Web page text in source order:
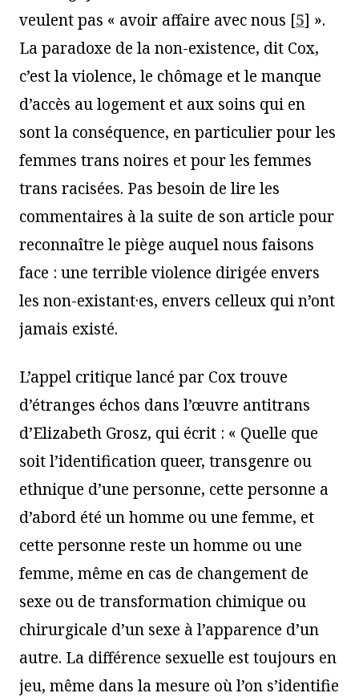
veulent pas « avoir affaire avec nous [5] ».
La paradoxe de la non-existence, dit Cox,
c’est la violence, le chômage et le manque
d’accès au logement et aux soins qui en
sont la conséquence, en particulier pour les
femmes trans noires et pour les femmes
trans racisées. Pas besoin de lire les
commentaires à la suite de son article pour
reconnaître le piège auquel nous faisons
face : une terrible violence dirigée envers
les non-existant·es, envers celleux qui n’ont
jamais existé.
L’appel critique lancé par Cox trouve
d’étranges échos dans l’œuvre antitrans
d’Elizabeth Grosz, qui écrit : « Quelle que
soit l’identification queer, transgenre ou
ethnique d’une personne, cette personne a
d’abord été un homme ou une femme, et
cette personne reste un homme ou une
femme, même en cas de changement de
sexe ou de transformation chimique ou
chirurgicale d’un sexe à l’apparence d’un
autre. La différence sexuelle est toujours en
jeu, même dans la mesure où l’on s’identifie